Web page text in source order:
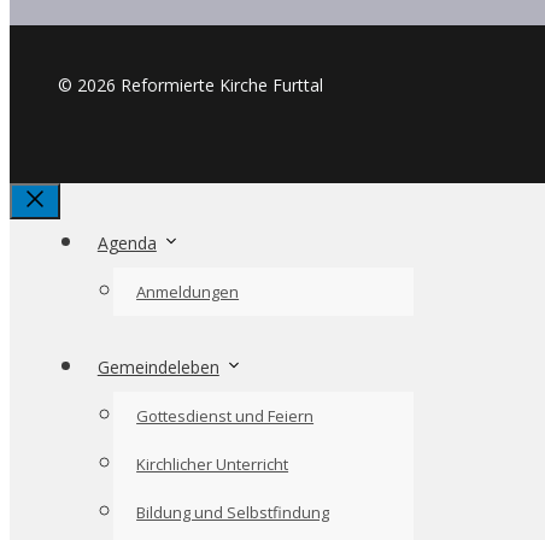
© 2026 Reformierte Kirche Furttal
SchliessenAgenda
Anmeldungen
Gemeindeleben
Gottesdienst und Feiern
Kirchlicher Unterricht
Bildung und Selbstfindung